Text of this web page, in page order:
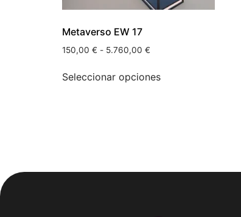
Metaverso EW 17
150,00 € - 5.760,00 €
Seleccionar opciones